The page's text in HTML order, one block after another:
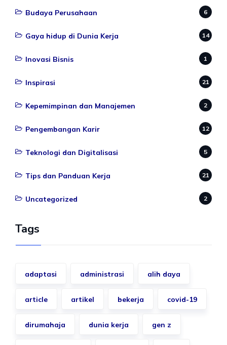
Budaya Perusahaan 6
Gaya hidup di Dunia Kerja 14
Inovasi Bisnis 1
Inspirasi 21
Kepemimpinan dan Manajemen 2
Pengembangan Karir 12
Teknologi dan Digitalisasi 5
Tips dan Panduan Kerja 21
Uncategorized 2
Tags
adaptasi administrasi alih daya
article artikel bekerja covid-19
dirumahaja dunia kerja gen z